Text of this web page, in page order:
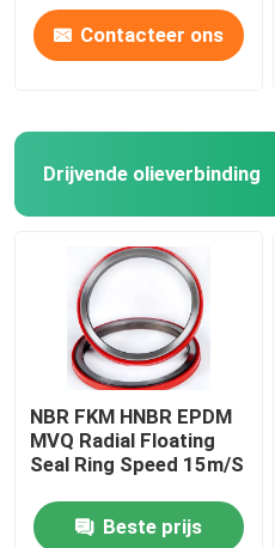
Contacteer ons
Drijvende olieverbinding
NBR FKM HNBR EPDM
MVQ Radial Floating
Seal Ring Speed 15m/S
Beste prijs